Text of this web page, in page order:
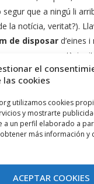
el
las cookies
utilizamos cookies
y mostrarte
a un perfil elaborado a
más información y
ACEPTAR COOKIES
que a ningú li
la notícia, veritat?).
de disposar d’eines
en un proper post), i
al nostre client, o
que no volem
mira per on, que
darrera hora !
però amb molts de
s’han de renovar i